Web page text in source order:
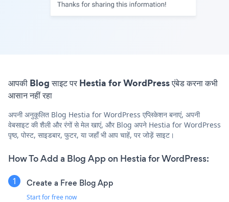
आपकी Blog साइट पर Hestia for WordPress एंबेड करना कभी
आसान नहीं रहा
अपनी अनुकूलित Blog Hestia for WordPress एप्लिकेशन बनाएं, अपनी
वेबसाइट की शैली और रंगों से मेल खाएं, और Blog अपने Hestia for WordPress
पृष्ठ, पोस्ट, साइडबार, फुटर, या जहाँ भी आप चाहें, पर जोड़ें साइट।
How To Add a Blog App on Hestia for WordPress:
Create a Free Blog App
Start for free now